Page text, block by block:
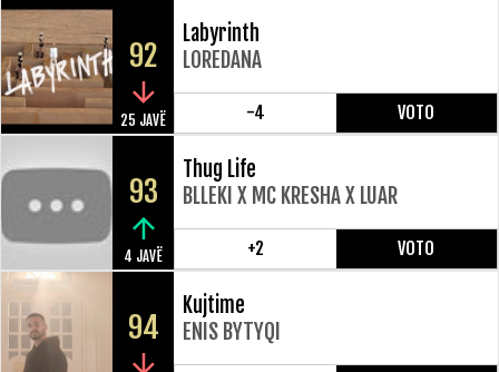
92
25 JAVË
Labyrinth
LOREDANA
-4 VOTO
93
4 JAVË
Thug Life
BLLEKI X MC KRESHA X LUAR
+2 VOTO
94
Kujtime
ENIS BYTYQI